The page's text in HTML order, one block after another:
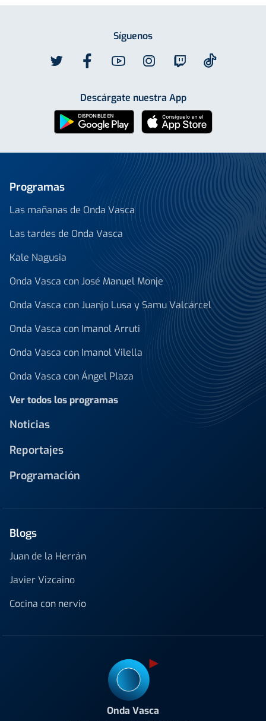
Síguenos
Descárgate nuestra App
Programas
Las mañanas de Onda Vasca
Las tardes de Onda Vasca
Kale Nagusia
Onda Vasca con José Manuel Monje
Onda Vasca con Juanjo Lusa y Samu Valcárcel
Onda Vasca con Imanol Arruti
Onda Vasca con Imanol Vilella
Onda Vasca con Ángel Plaza
Ver todos los programas
Noticias
Reportajes
Programación
Blogs
Juan de la Herrán
Javier Vizcaino
Cocina con nervio
Onda Vasca